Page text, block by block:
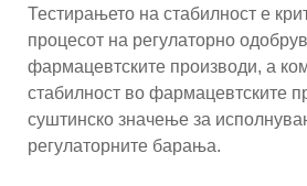
Тестирањето на стабилност е
процесот на регулаторно
фармацевтските производи, а
стабилност во фармацевтските
суштинско значење за
регулаторните барања.